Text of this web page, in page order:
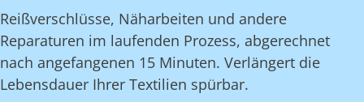
Reißverschlüsse, Näharbeiten und andere
Reparaturen im laufenden Prozess, abgerechnet
nach angefangenen 15 Minuten. Verlängert die
Lebensdauer Ihrer Textilien spürbar.